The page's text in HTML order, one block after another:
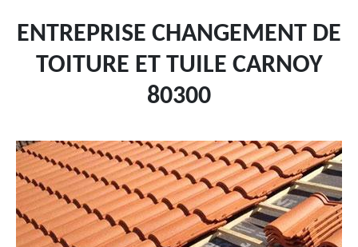
ENTREPRISE CHANGEMENT DE
TOITURE ET TUILE CARNOY
80300